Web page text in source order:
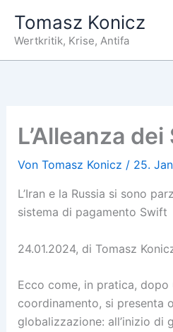
Inhalt
springen
Tomasz Konicz
Wertkritik, Krise, Antifa
L’Alleanza
Von Tomasz Konicz / 25.
L’Iran e la Russia si sono
sistema di pagamento Swift
24.01.2024, di Tomasz
Ecco come, in pratica, dopo
coordinamento, si presenta
globalizzazione: all’inizio di